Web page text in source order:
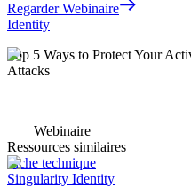
Regarder Webinaire
Identity
Top 5 Ways to Protect Your
Attacks
Webinaire
Ressources similaires
Fiche technique
Singularity Identity